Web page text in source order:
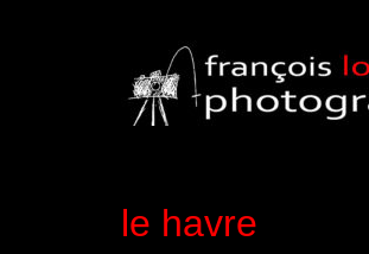
le havre